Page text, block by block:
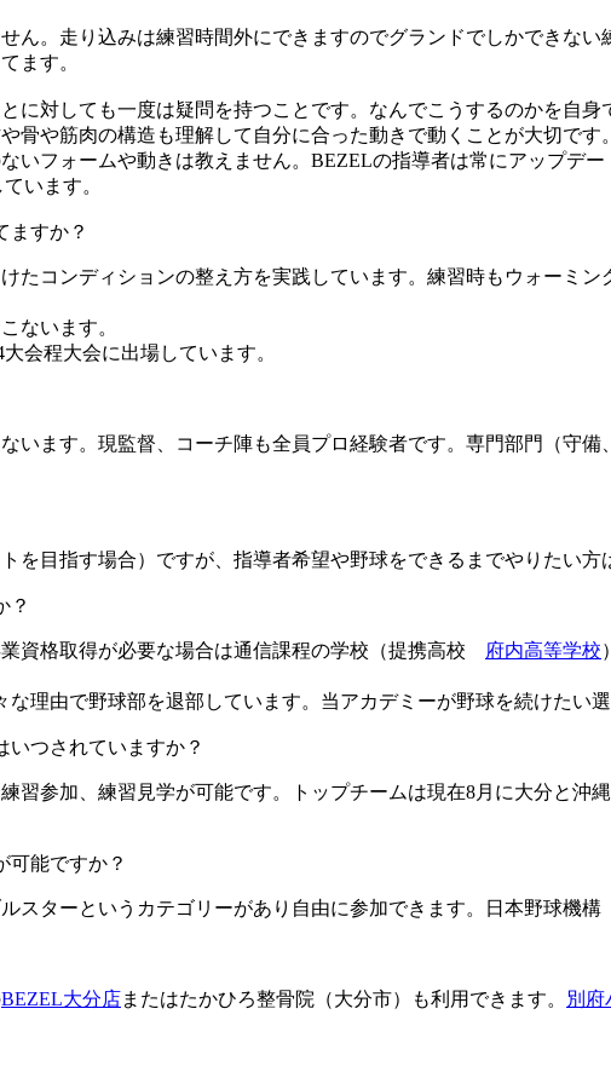
ん。走り込みは練習時間外にできますのでグランドでしかできな
ます。
に対しても一度は疑問を持つことです。なんでこうするのかを自
骨や筋肉の構造も理解して自分に合った動きで動くことが大切です
いフォームや動きは教えません。BEZELの指導者は常にアップデ
います。
ますか？
たコンディションの整え方を実践しています。練習時もウォーミ
ないます。
会程大会に出場しています。
います。現監督、コーチ陣も全員プロ経験者です。専門部門（守
を目指す場合）ですが、指導者希望や野球をできるまでやりたい方
？
資格取得が必要な場合は通信課程の学校（提携高校 府内高等学校
理由で野球部を退部しています。当アカデミーが野球を続けたい
つされていますか？​​​​​
習参加、練習見学が可能です。トップチームは現在8月に大分と沖
可能ですか？
スターというカテゴリーがあり自由に参加できます。日本野球機
BEZEL大分店またはたかひろ整骨院（大分市）も利用できます。
別府